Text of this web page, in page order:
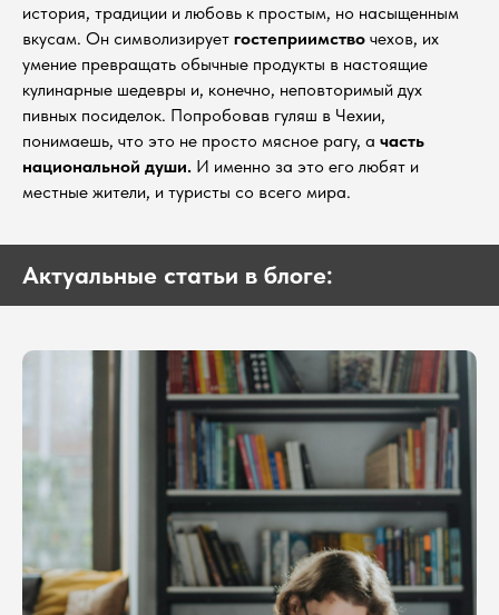
история, традиции и любовь к простым, но насыщенным
вкусам. Он символизирует гостеприимство чехов, их
умение превращать обычные продукты в настоящие
кулинарные шедевры и, конечно, неповторимый дух
пивных посиделок. Попробовав гуляш в Чехии,
понимаешь, что это не просто мясное рагу, а часть
национальной души. И именно за это его любят и
местные жители, и туристы со всего мира.
Актуальные статьи в блоге: